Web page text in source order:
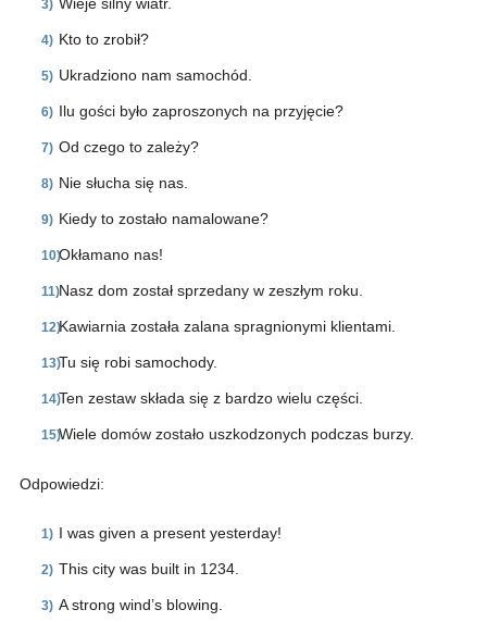
Wieje silny wiatr.
Kto to zrobił?
Ukradziono nam samochód.
Ilu gości było zaproszonych na przyjęcie?
Od czego to zależy?
Nie słucha się nas.
Kiedy to zostało namalowane?
Okłamano nas!
Nasz dom został sprzedany w zeszłym roku.
Kawiarnia została zalana spragnionymi klientami.
Tu się robi samochody.
Ten zestaw składa się z bardzo wielu części.
Wiele domów zostało uszkodzonych podczas burzy.
Odpowiedzi:
I was given a present yesterday!
This city was built in 1234.
A strong wind’s blowing.